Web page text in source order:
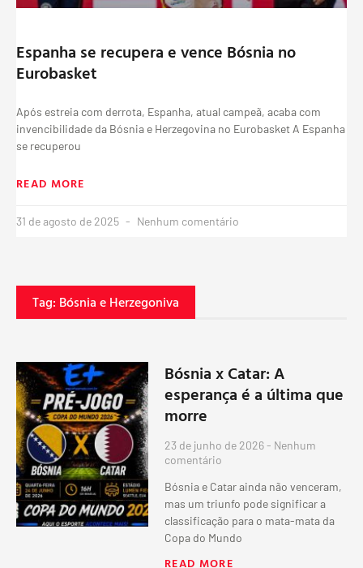
Espanha se recupera e vence Bósnia no
Eurobasket
Após estreia com derrota, Espanha, atual campeã, acaba com
invencibilidade da Bósnia e Herzegovina no Eurobasket A Espanha
se recuperou
READ MORE
31 de agosto de 2025 Nenhum comentário
Tag: Bósnia e Herzegoniva
Bósnia x Catar: A
esperança é a última que
morre
23 de junho de 2026 Nenhum
comentário
Bósnia e Catar ainda não venceram,
mas um triunfo pode significar a
classificação para o mata-mata da
Copa do Mundo
READ MORE